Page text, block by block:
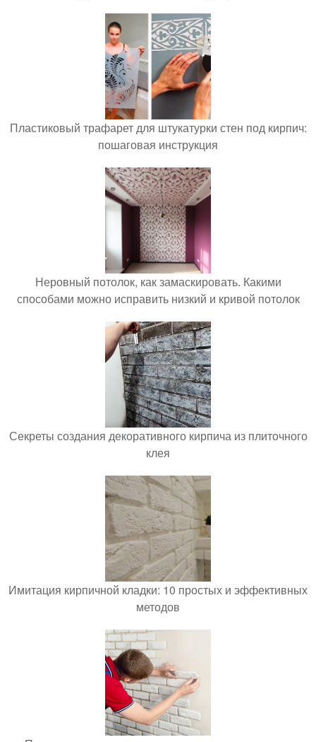
Пластиковый трафарет для штукатурки стен под кирпич:
пошаговая инструкция
Неровный потолок, как замаскировать. Какими
способами можно исправить низкий и кривой потолок
Секреты создания декоративного кирпича из плиточного
клея
Имитация кирпичной кладки: 10 простых и эффективных
методов